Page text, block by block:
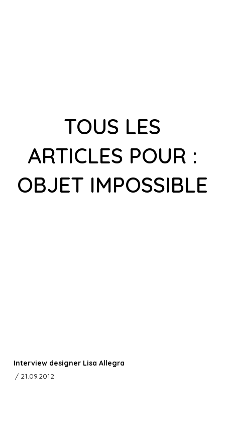
TOUS LES
ARTICLES POUR :
OBJET IMPOSSIBLE
Interview designer Lisa Allegra
/ 21.09.2012